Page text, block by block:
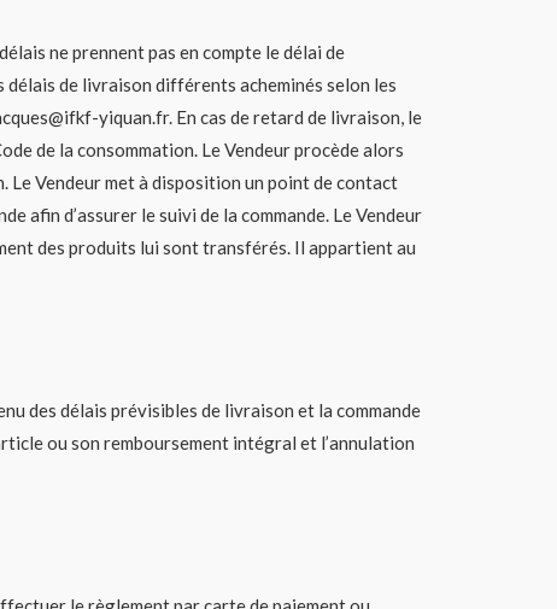
ne prennent pas en compte le délai de
délais de livraison différents acheminés selon les
yiquan.fr. En cas de retard de livraison, le
de la consommation. Le Vendeur procède alors
Le Vendeur met à disposition un point de contact
afin d’assurer le suivi de la commande. Le Vendeur
des produits lui sont transférés. Il appartient au
des délais prévisibles de livraison et la commande
ou son remboursement intégral et l’annulation